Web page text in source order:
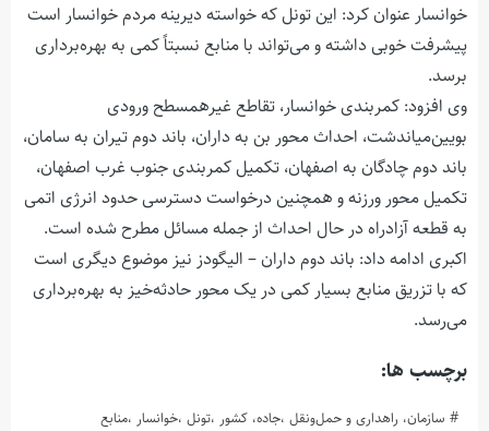
خوانسار عنوان کرد: این تونل که خواسته دیرینه مردم خوانسار است
پیشرفت خوبی داشته و می‌تواند با منابع نسبتاً کمی به بهره‌برداری
برسد.
وی افزود: کمربندی خوانسار، تقاطع غیرهمسطح ورودی
بویین‌میاندشت، احداث محور بن به داران، باند دوم تیران به سامان،
باند دوم چادگان به اصفهان، تکمیل کمربندی جنوب غرب اصفهان،
تکمیل محور ورزنه و همچنین درخواست دسترسی حدود انرژی اتمی
به قطعه آزادراه در حال احداث از جمله مسائل مطرح شده است.
اکبری ادامه داد: باند دوم داران – الیگودز نیز موضوع دیگری است
که با تزریق منابع بسیار کمی در یک محور حادثه‌خیز به بهره‌برداری
می‌رسد.
برچسب ها:
سازمان، راهداری و حمل‌ونقل ،جاده‌، کشور ،تونل ،خوانسار ،منابع